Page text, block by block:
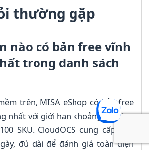
thường gặp
nào có bản free vĩnh
trong danh sách
trên, MISA eShop có bản free
nhất với giới hạn khoảng 100 đơn
SKU. CloudOCS cung cấp bản
đủ dài để đánh giá toàn diện